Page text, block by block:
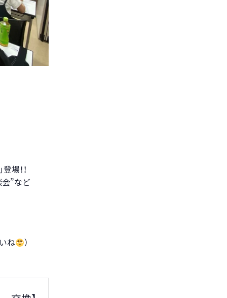
場！！
会”など
ね ）